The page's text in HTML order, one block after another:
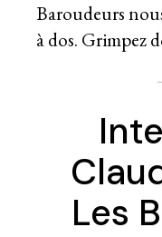
Baroudeurs
à dos. Grimpez
Les